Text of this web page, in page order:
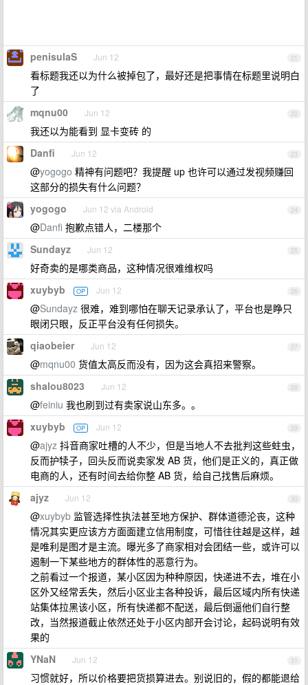
21
penisulaS Jun 12
看标题我还以为什么被掉包了，最好还是把事情在标题里说明白
了
22
mqnu00 Jun 12
我还以为能看到 显卡变砖 的
23
Danfi Jun 12
@yogogo 精神有问题吧？我提醒 up 也许可以通过发视频赚回
这部分的损失有什么问题？
24
yogogo Jun 12 via Android
@Danfi 抱歉点错人，二楼那个
25
Sundayz Jun 12
好奇卖的是哪类商品，这种情况很难维权吗
26
xuybyb OP Jun 12
@Sundayz 很难，难到哪怕在聊天记录承认了，平台也是睁只
眼闭只眼，反正平台没有任何损失。
27
qiaobeier Jun 12
@mqnu00 货值太高反而没有，因为这会真招来警察。
28
shalou8023 Jun 12
@feiniu 我也刷到过有卖家说山东多。。
29
xuybyb OP Jun 12
@ajyz 抖音商家吐槽的人不少，但是当地人不去批判这些蛀虫，
反而护犊子，回头反而说卖家发 AB 货，他们是正义的，真正做
电商的人，还有时间去给你整 AB 货，给自己找售后麻烦。
30
ajyz Jun 12
@xuybyb 监管选择性执法甚至地方保护、群体道德沦丧，这种
情况其实更应该方方面面建立信用制度，可惜往往越是这样，越
是唯利是图才是主流。曝光多了商家相对会团结一些，或许可以
遏制一下某些地方的群体性的恶意行为。
之前看过一个报道，某小区因为种种原因，快递进不去，堆在小
区外又经常丢失，然后小区业主各种投诉，最后区域内所有快递
站集体拉黑该小区，所有快递都不配送，最后倒逼他们自行整
改，当然报道截止依然还处于小区内部开会讨论，起码说明有效
果的
31
YNaN Jun 12
习惯就好，所以价格要把货损算进去。别说旧的，假的都能退给